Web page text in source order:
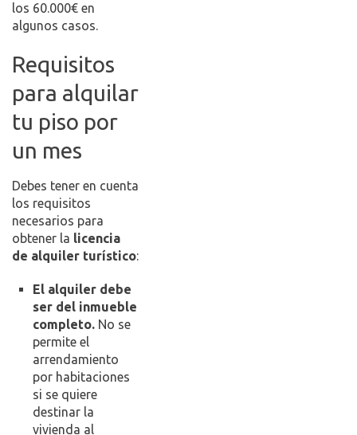
los 60.000€ en
algunos casos.
Requisitos
para alquilar
tu piso por
un mes
Debes tener en cuenta
los requisitos
necesarios para
obtener la licencia
de alquiler turístico:
El alquiler debe
ser del inmueble
completo. No se
permite el
arrendamiento
por habitaciones
si se quiere
destinar la
vivienda al